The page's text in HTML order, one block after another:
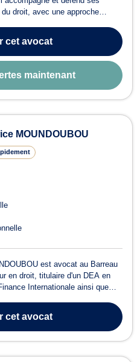
droit, avec une approche
devant le juge aux affaires
cet avocat
maintenant
MOUNDOUBOU
est avocat au Barreau
en droit, titulaire d'un DEA en
Internationale ainsi que
il met plus de vingt
cet avocat